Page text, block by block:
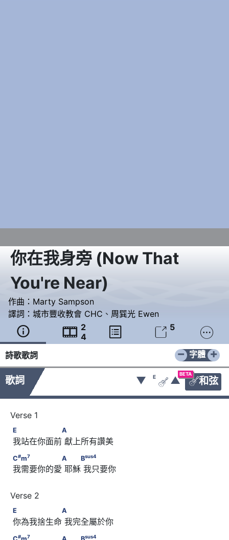
你在我身旁 (Now That
You're Near)
作曲： Marty Sampson
譯詞： 城市豐收教會 CHC 、 周巽光 Ewen
  2
4
  5 
詩歌歌詞 − +
字體
歌詞
BETA
和弦
▼ E
 ▲
E      　　　　　　A
E A
我站在你面前 獻上所有讚美
C#m7 A      　　B
C#m7 A Bsus4
我需要你的愛 耶穌 我只要你
E      　　　　　　A
E A
你為我捨生命 我完全屬於你
C#m7 A      　　B
# 7 sus4